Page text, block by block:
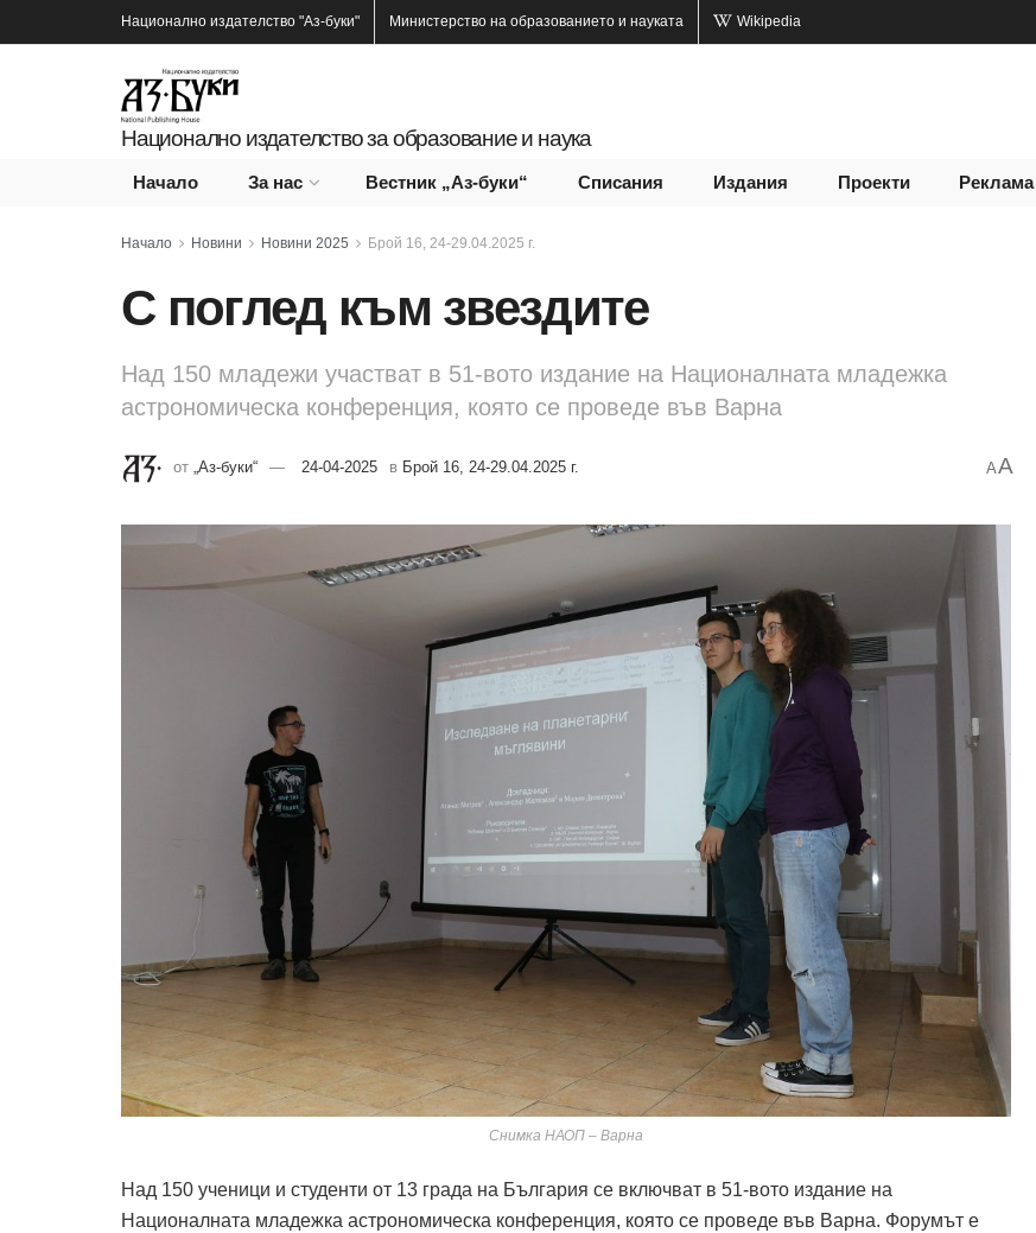
Национално издателство "Аз-буки" Министерство на образованието и науката Wikipedia
Национално издателство за образование и наука
Начало За нас Вестник „Аз-буки“ Списания Издания Проекти Реклама
Начало Новини Новини 2025 Брой 16, 24-29.04.2025 г.
С поглед към звездите
Над 150 младежи участват в 51-вото издание на Националната младежка
астрономическа конференция, която се проведе във Варна
от „Аз-буки“ 24-04-2025 в Брой 16, 24-29.04.2025 г. AA
Снимка НАОП – Варна
Над 150 ученици и студенти от 13 града на България се включват в 51-вото издание на
Националната младежка астрономическа конференция, която се проведе във Варна. Форумът е